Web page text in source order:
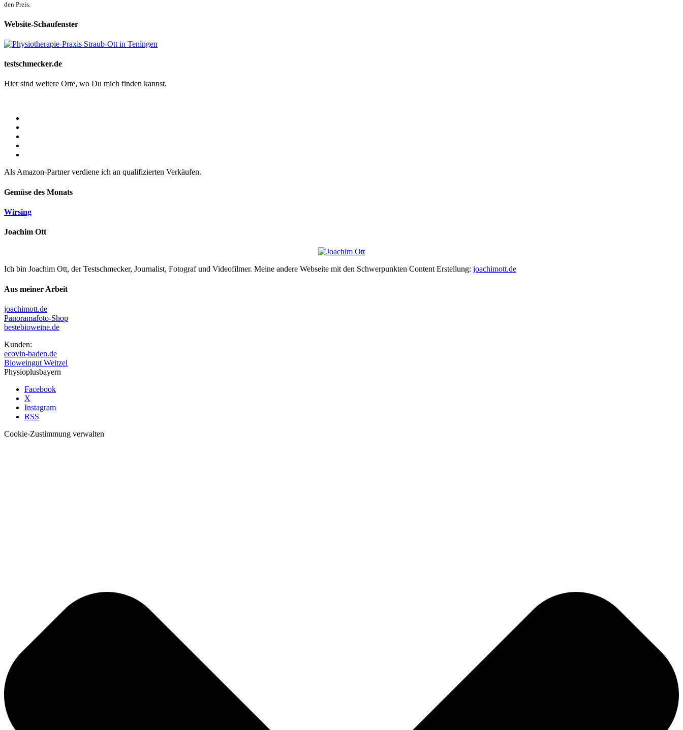
den Preis.
Website-Schaufenster
testschmecker.de
Hier sind weitere Orte, wo Du mich finden kannst.
Als Amazon-Partner verdiene ich an qualifizierten Verkäufen.
Gemüse des Monats
Wirsing
Joachim Ott
Ich bin Joachim Ott, der Testschmecker, Journalist, Fotograf und Videofilmer. Meine andere Webseite mit den Schwerpunkten Content Erstellung: joachimott.de
Aus meiner Arbeit
joachimott.de
Panoramafoto-Shop
bestebioweine.de
Kunden:
ecovin-baden.de
Bioweingut Weitzel
Physioplusbayern
Facebook
X
Instagram
RSS
Cookie-Zustimmung verwalten